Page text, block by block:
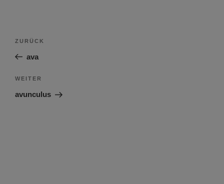
Beitragsnavigation
Vorheriger
Beitrag
ZURÜCK
ava
Nächster
Beitrag
WEITER
avunculus